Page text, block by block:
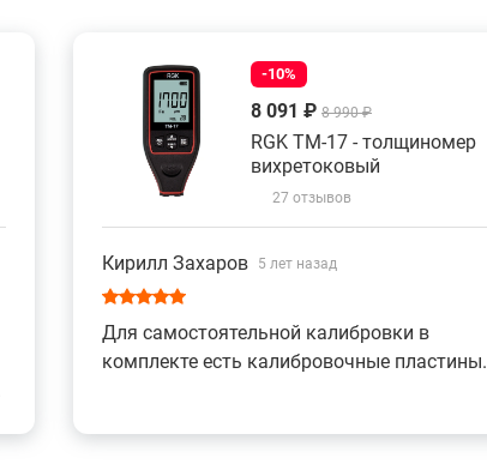
-10%
8 091 ₽ 8 990 ₽
RGK TM-17 - толщиномер
вихретоковый
27 отзывов
Кирилл Захаров 5 лет назад
Для самостоятельной калибровки в
комплекте есть калибровочные пластины.